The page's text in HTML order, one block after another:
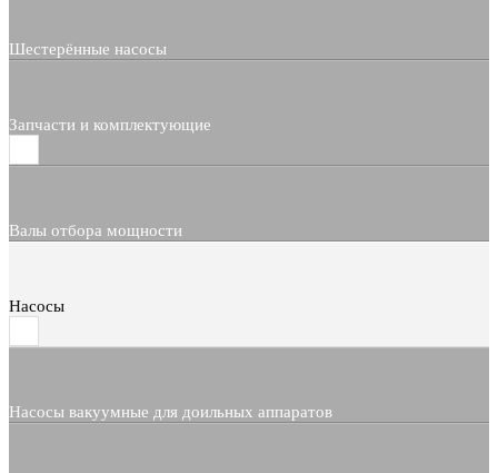
Шестерённые насосы
Запчасти и комплектующие
Валы отбора мощности
Насосы
Насосы вакуумные для доильных аппаратов